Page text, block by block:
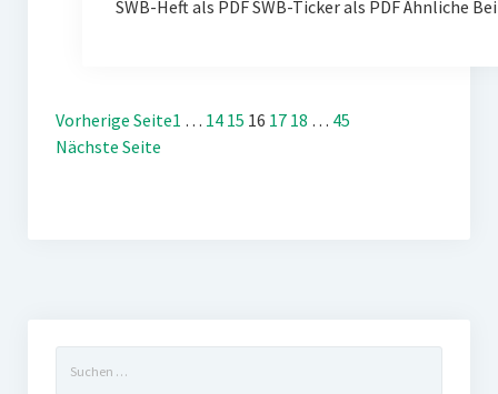
SWB-Heft als PDF SWB-Ticker als PDF Ähnliche
Vorherige Seite1 … 14 15 16 17 18 … 45
Nächste Seite
nach: